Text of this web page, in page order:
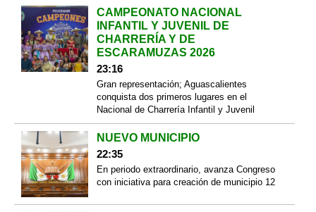
CAMPEONATO NACIONAL
INFANTIL Y JUVENIL DE
CHARRERÍA Y DE
ESCARAMUZAS 2026
23:16
Gran representación; Aguascalientes
conquista dos primeros lugares en el
Nacional de Charrería Infantil y Juvenil
NUEVO MUNICIPIO
22:35
En periodo extraordinario, avanza Congreso
con iniciativa para creación de municipio 12